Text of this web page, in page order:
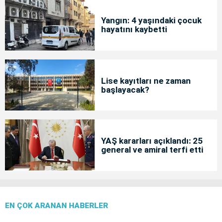
Yangın: 4 yaşındaki çocuk
hayatını kaybetti
Lise kayıtları ne zaman
başlayacak?
YAŞ kararları açıklandı: 25
general ve amiral terfi etti
EN ÇOK ARANAN HABERLER